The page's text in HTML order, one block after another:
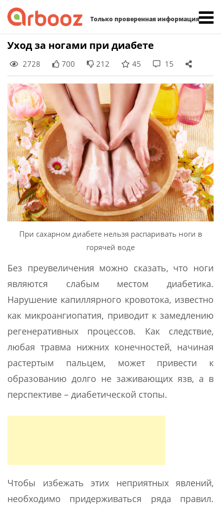
Только проверенная информация
Skip
content
Уход за ногами при диабете
2728 700 212 45 15
При сахарном диабете нельзя распаривать ноги в
горячей воде
Без преувеличения можно сказать, что ноги
являются слабым местом диабетика.
Нарушение капиллярного кровотока, известно
как микроангиопатия, приводит к замедлению
регенеративных процессов. Как следствие,
любая травма нижних конечностей, начиная
растертым пальцем, может привести к
образованию долго не заживающих язв, а в
перспективе – диабетической стопы.
Чтобы избежать этих неприятных явлений,
необходимо придерживаться ряда правил.
Найти: